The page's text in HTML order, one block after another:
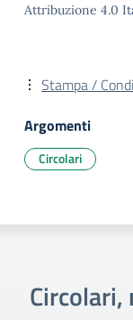
Attribuzione 4.0
Stampa /
Argomenti
Circolari